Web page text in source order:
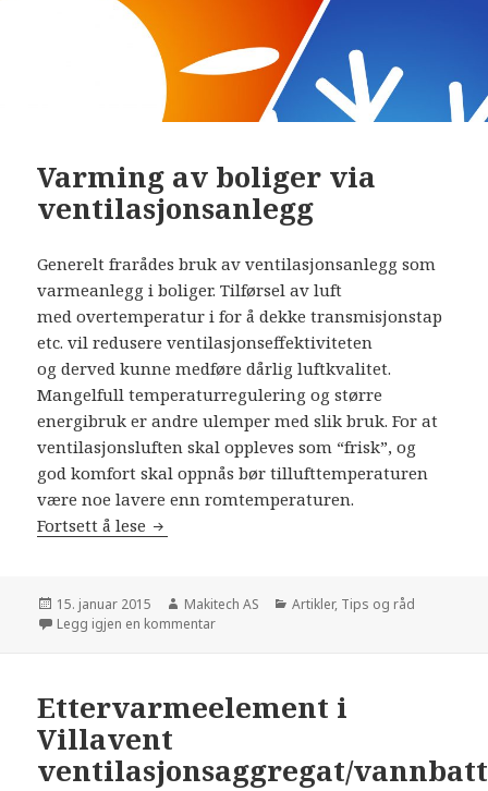
Varming av boliger via
ventilasjonsanlegg
Generelt frarådes bruk av ventilasjonsanlegg som
varmeanlegg i boliger. Tilførsel av luft
med overtemperatur i for å dekke transmisjonstap
etc. vil redusere ventilasjonseffektiviteten
og derved kunne medføre dårlig luftkvalitet.
Mangelfull temperaturregulering og større
energibruk er andre ulemper med slik bruk. For at
ventilasjonsluften skal oppleves som “frisk”, og
god komfort skal oppnås bør tillufttemperaturen
være noe lavere enn romtemperaturen.
Fortsett å lese Varming av boliger via
Publisert
15. januar 2015 Forfatter
Makitech AS Kategorier
Artikler, Tips og råd
Legg igjen en kommentar
Ettervarmeelement i
Villavent
ventilasjonsaggregat/